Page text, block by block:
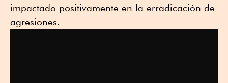
impactado positivamente en la erradicación de
agresiones.